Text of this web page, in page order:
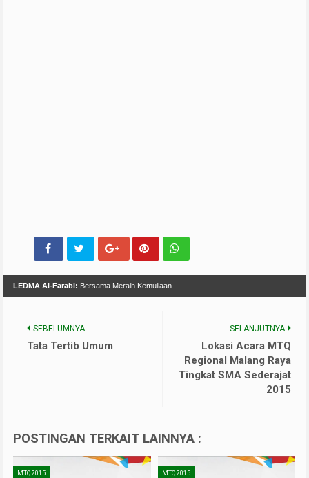
LEDMA Al-Farabi: Bersama Meraih Kemuliaan
SELANJUTNYA
Lokasi Acara MTQ
Regional Malang Raya
Tingkat SMA Sederajat
2015
SEBELUMNYA
Tata Tertib Umum
POSTINGAN TERKAIT LAINNYA :
MTQ 2015 MTQ 2015